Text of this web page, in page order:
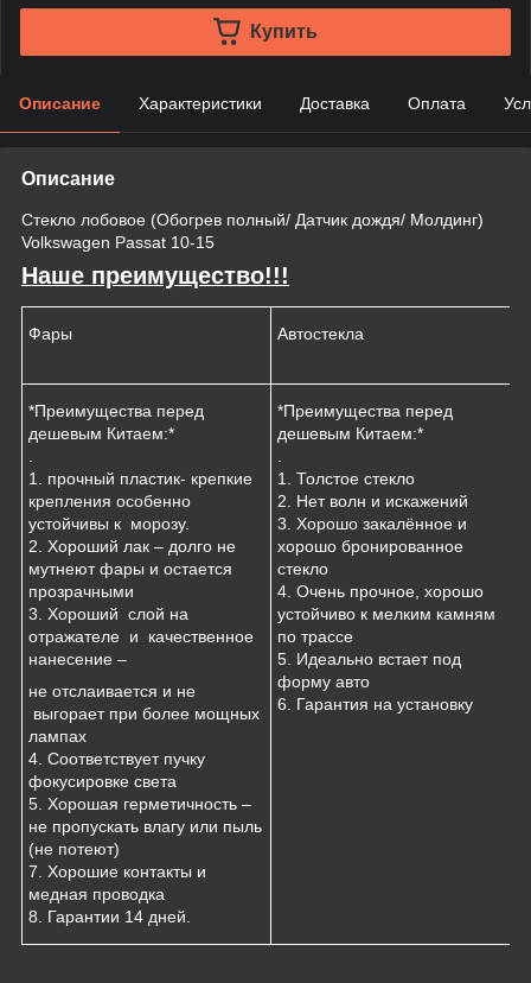
Купить
Описание Характеристики Доставка Оплата
Описание
Стекло лобовое (Обогрев полный/ Датчик дождя/ Молдинг)
Volkswagen Passat 10-15
Наше преимущество!!!
Фары Автостекла
*Преимущества перед
дешевым Китаем:*
.
1. прочный пластик- крепкие
крепления особенно
устойчивы к морозу.
2. Хороший лак – долго не
мутнеют фары и остается
прозрачными
3. Хороший слой на
отражателе и качественное
нанесение –
не отслаивается и не
выгорает при более мощных
лампах
4. Соответствует пучку
фокусировке света
5. Хорошая герметичность –
не пропускать влагу или пыль
(не потеют)
7. Хорошие контакты и
медная проводка
8. Гарантии 14 дней.
*Преимущества перед
дешевым Китаем:*
.
1. Толстое стекло
2. Нет волн и искажений
3. Хорошо закалённое и
хорошо бронированное
стекло
4. Очень прочное, хорошо
устойчиво к мелким камням
по трассе
5. Идеально встает под
форму авто
6. Гарантия на установку